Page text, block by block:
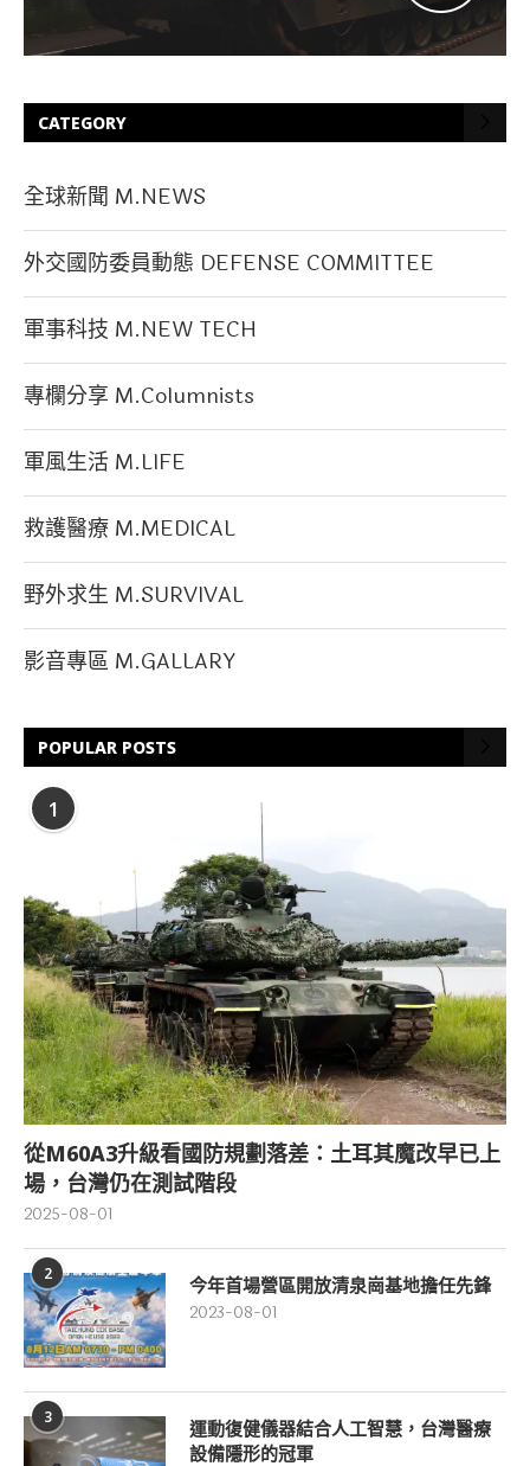
CATEGORY
全球新聞 M.NEWS
外交國防委員動態 DEFENSE COMMITTEE
軍事科技 M.NEW TECH
專欄分享 M.Columnists
軍風生活 M.LIFE
救護醫療 M.MEDICAL
野外求生 M.SURVIVAL
影音專區 M.GALLARY
POPULAR POSTS
1
從M60A3升級看國防規劃落差：土耳其魔改早已上
場，台灣仍在測試階段
2025-08-01
2
今年首場營區開放清泉崗基地擔任先鋒
2023-08-01
3
運動復健儀器結合人工智慧，台灣醫療
設備隱形的冠軍